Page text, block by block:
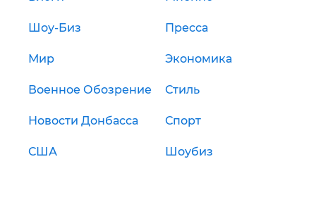
Шоу-Биз Пресса
Мир Экономика
Военное Обозрение Стиль
Новости Донбасса Спорт
США Шоубиз